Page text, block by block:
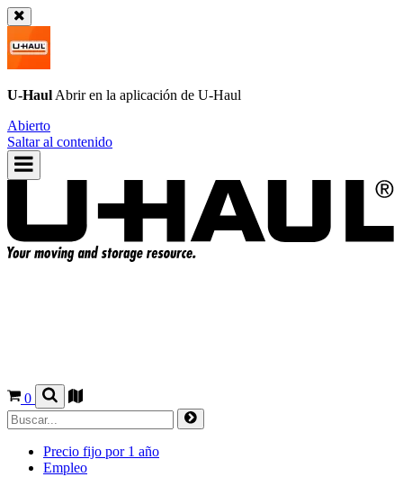
U-Haul Abrir en la aplicación de U-Haul
Abierto
Saltar al contenido
0
Precio fijo por 1 año
Empleo